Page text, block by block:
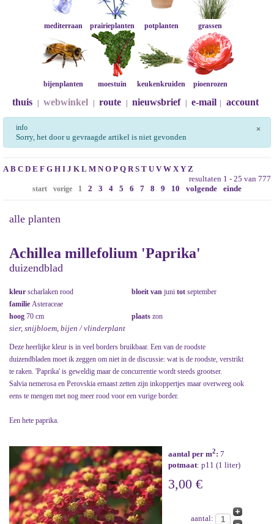
mediterraan prairieplanten potplanten grassen
bijenplanten moestuin keukenkruiden pioenrozen
thuis webwinkel route nieuwsbrief e-mail account
×
info
Sorry, het door u gevraagde artikel is niet gevonden
A B C D E F G H I J K L M N O P Q R S T U V W X Y Z
resultaten 1 - 25 van 777
start vorige 1 2 3 4 5 6 7 8 9 10 volgende einde
alle planten
Achillea millefolium 'Paprika'
duizendblad
kleur scharlaken rood bloeit van juni tot september
familie Asteraceae
hoog 70 cm plaats zon
sier, snijbloem, bijen / vlinderplant
Deze heerlijke kleur is in veel borders bruikbaar. Een van de roodste
duizendbladen moet ik zeggen om niet in de discussie: wat is de roodste, verstrikt
te raken. 'Paprika' is geweldig maar de concurrentie wordt steeds grootser.
Salvia nemerosa en Perovskia ernaast zetten zijn inkoppertjes maar overweeg ook
eens te mengen met nog meer rood voor een vurige border.
Een hete paprika.
aantal per m2: 7
potmaat: p11 (1 liter)
3,00 €
aantal: